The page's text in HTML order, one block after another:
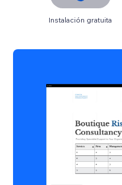
Instalación gratuita